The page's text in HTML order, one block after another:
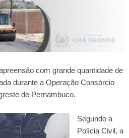
com grande quantidade de
durante a Operação Consórcio
de Pernambuco.
Segundo a
Polícia Civil, a